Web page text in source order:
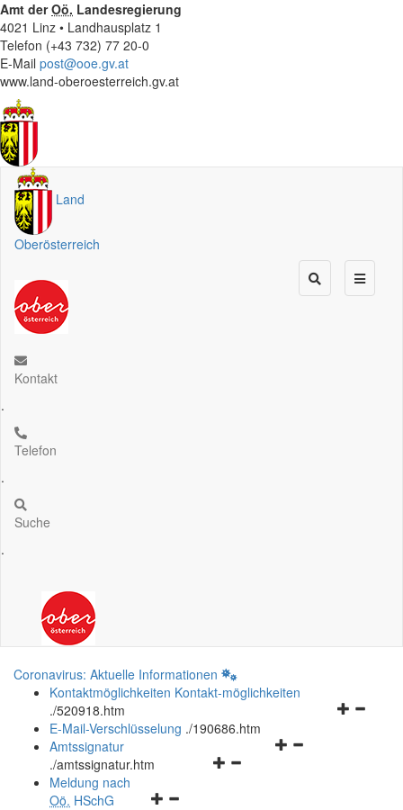
Amt derOö. Landesregierung
4021 Linz • Landhausplatz 1
Telefon (+43 732) 77 20-0
E-Mail post@ooe.gv.at
www.land-oberoesterreich.gv.at
Land
Oberösterreich
Kontakt
.
Telefon
.
Suche
.
Coronavirus: Aktuelle Informationen
Kontaktmöglichkeiten Kontakt-möglichkeiten
./520918.htm
Navigationsmenü
E-Mail-Verschlüsselung ./190686.htm
Navigationsmenü
Amtssignatur
./amtssignatur.htm
Navigationsmenü
Meldung nach
Oö. HSchG